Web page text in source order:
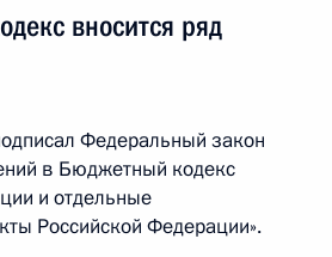
вносится ряд
Федеральный закон
в Бюджетный кодекс
и отдельные
Российской Федерации».